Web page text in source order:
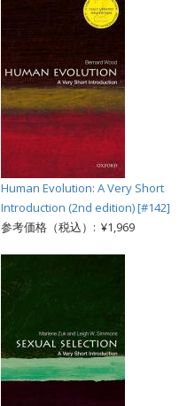
Human Evolution: A Very Short
Introduction (2nd edition) [#142]
参考価格（税込）: ¥1,969